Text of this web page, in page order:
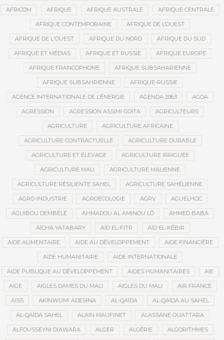
AFRICOM AFRIQUE AFRIQUE AUSTRALE AFRIQUE CENTRALE
AFRIQUE CONTEMPORAINE AFRIQUE DE L’OUEST
AFRIQUE DE L'OUEST AFRIQUE DU NORD AFRIQUE DU SUD
AFRIQUE ET MÉDIAS AFRIQUE ET RUSSIE AFRIQUE EUROPE
AFRIQUE FRANCOPHONE AFRIQUE SUBSAHARIENNE
AFRIQUE SUBSAHRIENNE AFRIQUE-RUSSIE
AGENCE INTERNATIONALE DE L’ÉNERGIE AGENDA 2063 AGOA
AGRESSION AGRESSION ASSIMI GOITA AGRICULTEURS
AGRICULTURE AGRICULTURE AFRICAINE
AGRICULTURE CONTRACTUELLE AGRICULTURE DURABLE
AGRICULTURE ET ÉLEVAGE AGRICULTURE IRRIGUÉE
AGRICULTURE MALI AGRICULTURE MALIENNE
AGRICULTURE RÉSILIENTE SAHEL AGRICULTURE SAHÉLIENNE
AGRO-INDUSTRIE AGROÉCOLOGIE AGRV AGUELHOC
AGUIBOU DEMBÉLÉ AHMADOU AL AMINOU LÔ AHMED BABA
AÏCHA YATABARY AÏD EL-FITR AÏD EL-KÉBIR
AIDE ALIMENTAIRE AIDE AU DÉVELOPPEMENT AIDE FINANCIÈRE
AIDE HUMANITAIRE AIDE INTERNATIONALE
AIDE PUBLIQUE AU DÉVELOPPEMENT AIDES HUMANITAIRES AIE
AIGE AIGLES DAMES DU MALI AIGLES DU MALI AIR FRANCE
AISS AKINWUMI ADESINA AL-QAÏDA AL-QAÏDA AU SAHEL
AL-QAÏDA SAHEL ALAIN MAUFINET ALASSANE OUATTARA
ALFOUSSEYNI DIAWARA ALGER ALGÉRIE ALGORITHMES